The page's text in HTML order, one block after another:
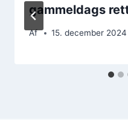
gammeldags
Af 15. december 2024